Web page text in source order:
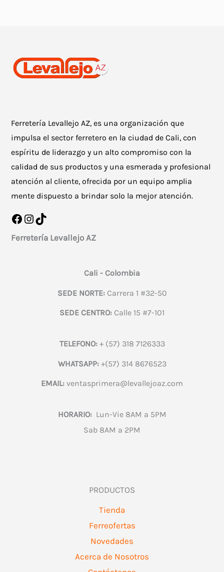
Ferretería Levallejo AZ, es una organización que
impulsa el sector ferretero en la ciudad de Cali, con
espíritu de liderazgo y un alto compromiso con la
calidad de sus productos y una esmerada y profesional
atención al cliente, ofrecida por un equipo amplia
mente dispuesto a brindar solo la mejor atención.
Facebook
Instagram
TikTok
Ferretería Levallejo AZ
Cali - Colombia
SEDE NORTE:Carrera 1 #32-50
SEDE CENTRO: Calle 15 #7-101
TELEFONO:+ (57) 318 7126333
WHATSAPP:+(57) 314 8676523
EMAIL: ventasprimera@levallejoaz.com
HORARIO:Lun-Vie 8AM a 5PM
Sab 8AM a 2PM
PRODUCTOS
Tienda
Ferreofertas
Novedades
Acerca de Nosotros